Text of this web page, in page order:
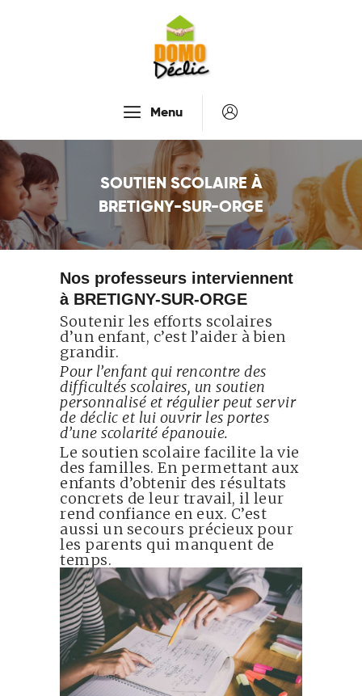
Menu
SOUTIEN SCOLAIRE À
BRETIGNY-SUR-ORGE
Accueil
Recrutement
À Propos De Nous
Contactez-Nous
Nos professeurs interviennent
à BRETIGNY-SUR-ORGE
Soutenir les efforts scolaires
d’un enfant, c’est l’aider à bien
grandir.
Pour l’enfant qui rencontre des
difficultés scolaires, un soutien
personnalisé et régulier peut servir
de déclic et lui ouvrir les portes
d’une scolarité épanouie.
Le soutien scolaire facilite la vie
des familles. En permettant aux
enfants d’obtenir des résultats
concrets de leur travail, il leur
rend confiance en eux. C’est
aussi un secours précieux pour
les parents qui manquent de
temps.